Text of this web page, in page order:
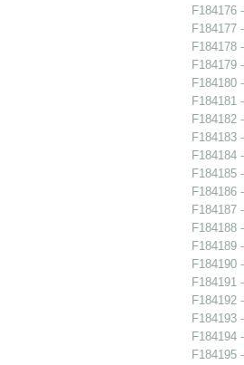
F184176
F184177
F184178
F184179
F184180
F184181
F184182
F184183
F184184
F184185
F184186
F184187
F184188
F184189
F184190
F184191
F184192
F184193
F184194
F184195